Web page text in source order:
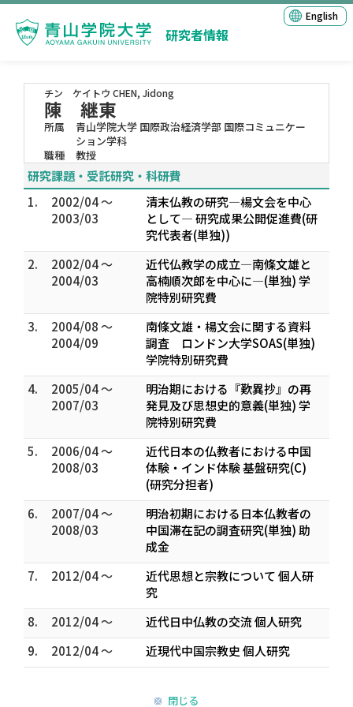
研究者情報
English
チン ケイトウ CHEN, Jidong
陳 継東
所属
青山学院大学 国際政治経済学部 国際コミュニケー
ション学科
職種
教授
研究課題・受託研究・科研費
1.
2002/04 ～
2003/03
清末仏教の研究―楊文会を中心
として― 研究成果公開促進費(研
究代表者(単独))
2.
2002/04 ～
2004/03
近代仏教学の成立―南條文雄と
高楠順次郎を中心に―(単独) 学
院特別研究費
3.
2004/08 ～
2004/09
南條文雄・楊文会に関する資料
調査 ロンドン大学SOAS(単独)
学院特別研究費
4.
2005/04 ～
2007/03
明治期における『歎異抄』の再
発見及び思想史的意義(単独) 学
院特別研究費
5.
2006/04 ～
2008/03
近代日本の仏教者における中国
体験・インド体験 基盤研究(C)
(研究分担者)
6.
2007/04 ～
2008/03
明治初期における日本仏教者の
中国滞在記の調査研究(単独) 助
成金
7.
2012/04 ～
近代思想と宗教について 個人研
究
8.
2012/04 ～
近代日中仏教の交流 個人研究
9.
2012/04 ～ 近現代中国宗教史 個人研究
閉じる